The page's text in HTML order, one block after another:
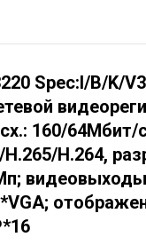
Spec:I/B/K/
160/
H.264,